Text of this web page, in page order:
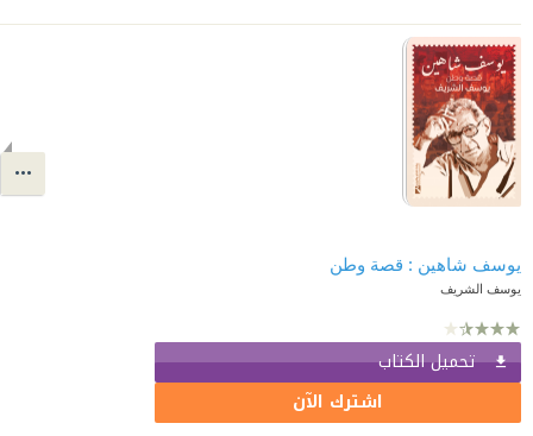
يوسف شاهين : قصة وطن
يوسف الشريف
تحميل الكتاب
اشترك الآن